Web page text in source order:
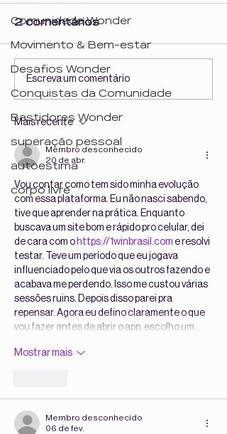
Comunidade Wonder
Movimento & Bem-estar
Desafios Wonder
Conquistas da Comunidade
Bastidores Wonder
superação pessoal
autoestima
corpo livre
Elas não são "só"
modelos. Elas são
Wonders!
2 comentários
Escreva um comentário
Mais recente
Membro desconhecido
20 de abr.
Vou contar como tem sido minha evolução
com essa plataforma. Eu não nasci sabendo,
tive que aprender na prática. Enquanto
buscava um site bom e rápido pro celular, dei
de cara com o https://1winbrasil.com e resolvi
testar. Teve um período que eu jogava
influenciado pelo que via os outros fazendo e
acabava me perdendo. Isso me custou várias
sessões ruins. Depois disso parei pra
repensar. Agora eu defino claramente o que
vou fazer antes de abrir o app, escolho um…
Mostrar mais
Membro desconhecido
06 de fev.